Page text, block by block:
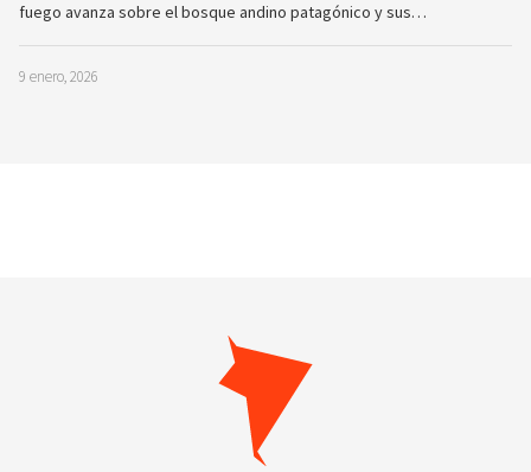
fuego avanza sobre el bosque andino patagónico y sus…
9 enero, 2026